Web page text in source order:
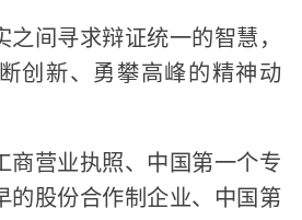
间寻求辩证统一的智慧，
创新、勇攀高峰的精神动
商营业执照、中国第一个专
的股份合作制企业、中国第